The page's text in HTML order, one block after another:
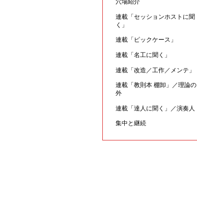
穴場紹介
連載「セッションホストに聞
く」
連載「ピックケース」
連載「名工に聞く」
連載「改造／工作／メンテ」
連載「教則本 棚卸」／理論の
外
連載「達人に聞く」／演奏人
集中と継続